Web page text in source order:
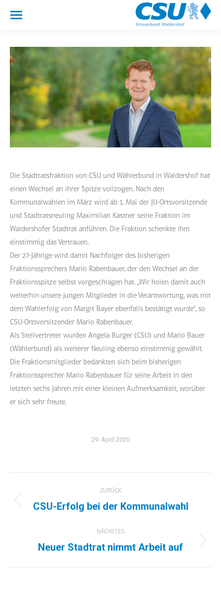
Die Stadtratsfraktion von CSU und Wählerbund in Waldershof hat
einen Wechsel an ihrer Spitze vollzogen. Nach den
Kommunalwahlen im März wird ab 1. Mai der JU-Ortsvorsitzende
und Stadtratsneuling Maximilian Kastner seine Fraktion im
Waldershofer Stadtrat anführen. Die Fraktion schenkte ihm
einstimmig das Vertrauen.
Der 27-Jährige wird damit Nachfolger des bisherigen
Fraktionssprechers Mario Rabenbauer, der den Wechsel an der
Fraktionsspitze selbst vorgeschlagen hat. „Wir holen damit auch
weiterhin unsere jungen Mitglieder in die Verantwortung, was mit
dem Wahlerfolg von Margit Bayer ebenfalls bestätigt wurde“, so
CSU-Ortsvorsitzender Mario Rabenbauer.
Als Stellvertreter wurden Angela Burger (CSU) und Mario Bauer
(Wählerbund) als weiterer Neuling ebenso einstimmig gewählt.
Die Fraktionsmitglieder bedankten sich beim bisherigen
Fraktionssprecher Mario Rabenbauer für seine Arbeit in den
letzten sechs Jahren mit einer kleinen Aufmerksamkeit, worüber
er sich sehr freute.
29. April 2020
Kommentarnavigation
ZURÜCK
Vorheriger
CSU-Erfolg bei der Kommunalwahl
NÄCHSTES
Nächster
Neuer Stadtrat nimmt Arbeit auf